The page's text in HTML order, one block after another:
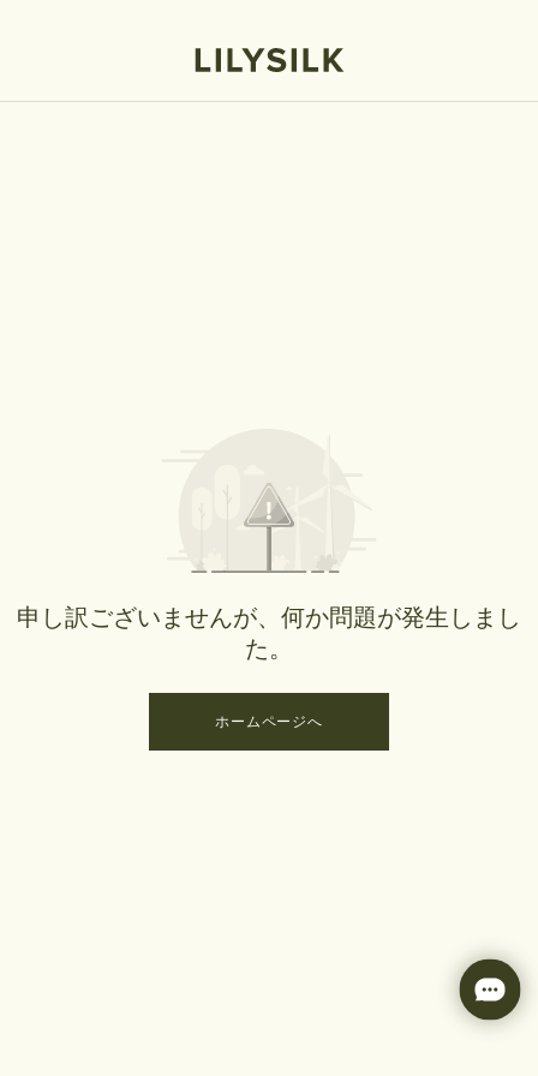
申し訳ございませんが、何か問題が発生しまし
た。
ホームページへ